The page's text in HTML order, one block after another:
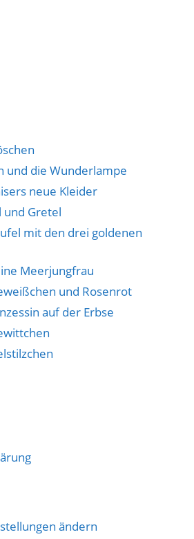
und die Wunderlampe
neue Kleider
und Gretel
mit den drei goldenen
Meerjungfrau
und Rosenrot
auf der Erbse
ändern